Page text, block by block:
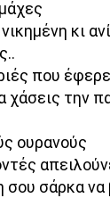
κι
που
χάσεις την
ουρανούς
σου σάρκα να